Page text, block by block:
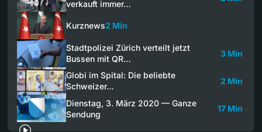
verkauft immer…
Kurznews2 Min
Stadtpolizei Zürich verteilt jetzt
Bussen mit QR…
3 Min
Globi im Spital: Die beliebte
Schweizer…
2 Min
Dienstag, 3. März 2020 — Ganze
Sendung
17 Min